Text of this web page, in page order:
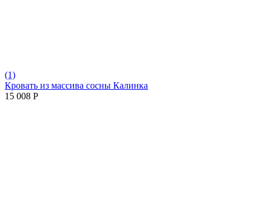
(1)
Кровать из массива сосны Калинка
15 008 Р